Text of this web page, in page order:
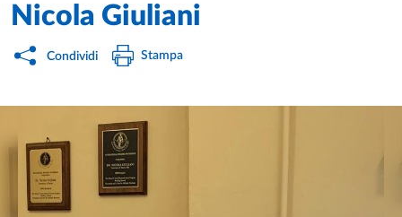
Home /
Nicola Giuliani
Condividi Stampa